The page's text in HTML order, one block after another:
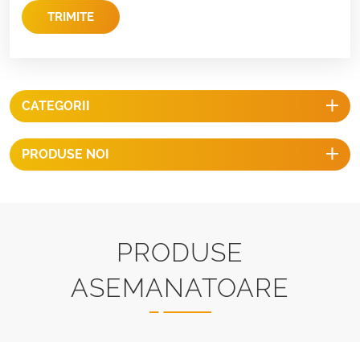
TRIMITE
CATEGORII
PRODUSE NOI
PRODUSE
ASEMANATOARE